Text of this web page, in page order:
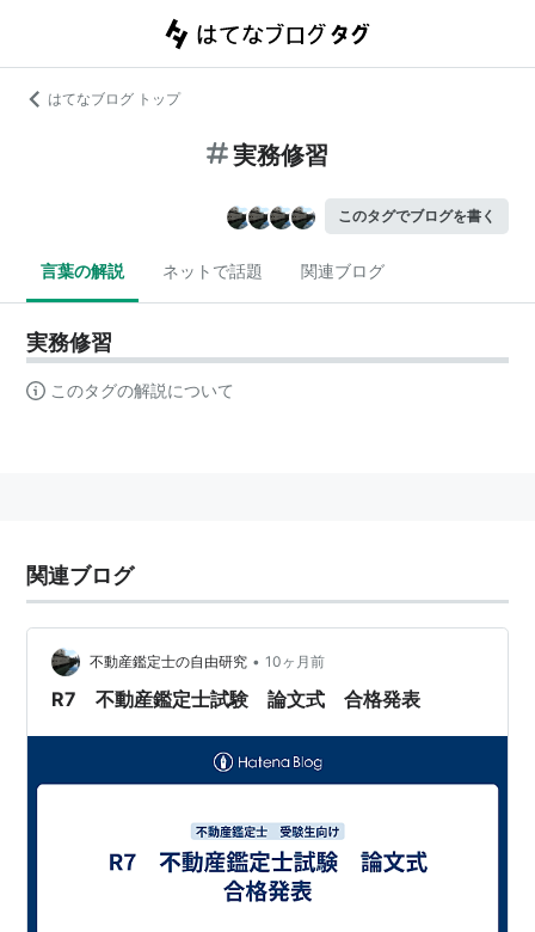
はてなブログ トップ
実務修習
このタグでブログを書く
言葉の解説 ネットで話題 関連ブログ
実務修習
このタグの解説について
関連ブログ
不動産鑑定士の自由研究 • 10ヶ月前
R7 不動産鑑定士試験 論文式 合格発表